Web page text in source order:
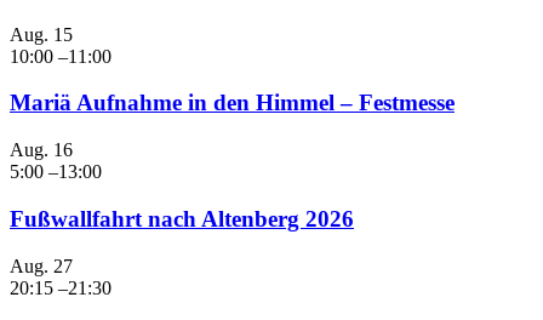
Aug. 15
10:00 –11:00
Mariä Aufnahme in den Himmel – Festmesse
Aug. 16
5:00 –13:00
Fußwallfahrt nach Altenberg 2026
Aug. 27
20:15 –21:30